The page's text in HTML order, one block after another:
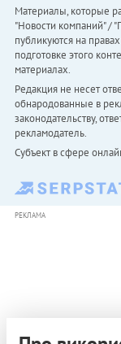
Материалы, которые
"Новости компаний" /
публикуются на
подготовке этого
материалах.
Редакция не несет
обнародованные в
законодательству,
рекламодатель.
Субъект в сфере
РЕКЛАМА